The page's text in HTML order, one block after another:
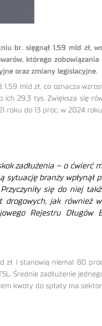
br. sięgnął 1,59 mld zł,
którego zobowiązania
oraz zmiany legislacyjne.
mld zł, co oznacza
29,3 tys. Zwiększa się
roku do 13 proc. w 2024
zadłużenia – o ćwierć
sytuację branży wpłynął
się do niej
jak również
Rejestru Długów
zł i stanowią niemal 80
Średnie zadłużenie
kwoty do spłaty ma